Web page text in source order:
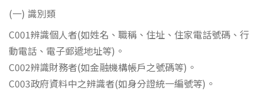
(一) 識別類
C001辨識個人者(如姓名、職稱、住址、住家電話號碼、行
動電話、電子郵遞地址等)。
C002辨識財務者(如金融機構帳戶之號碼等)。
C003政府資料中之辨識者(如身分證統一編號等)。